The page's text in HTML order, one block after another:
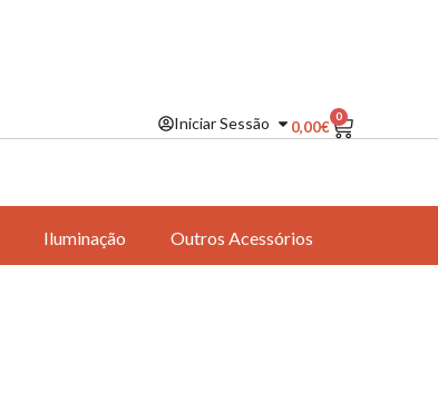
Iniciar Sessão 0,00€
0
Iluminação
Outros Acessórios